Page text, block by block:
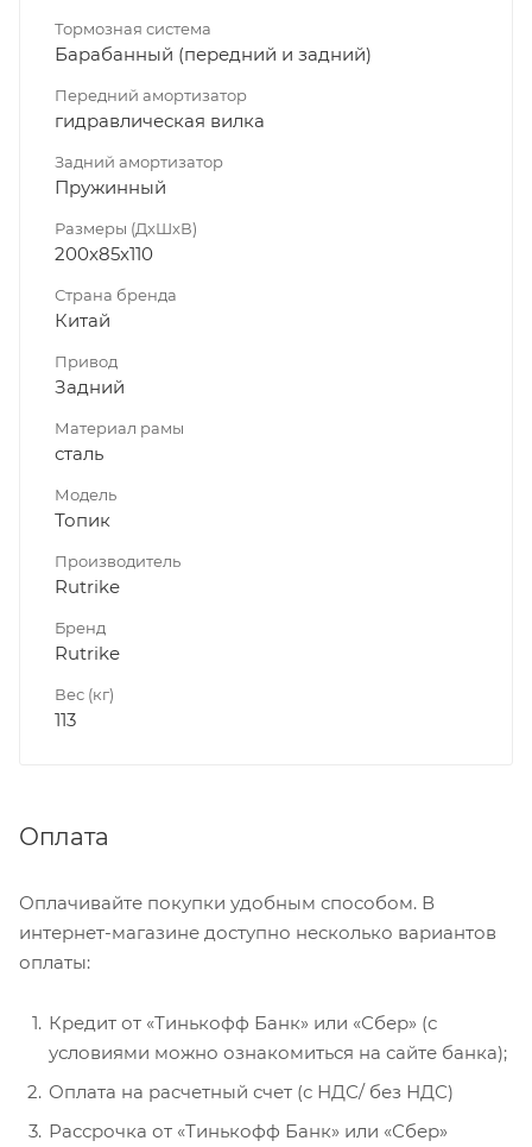
Тормозная система
Барабанный (передний и задний)
Передний амортизатор
гидравлическая вилка
Задний амортизатор
Пружинный
Размеры (ДхШхВ)
200x85x110
Страна бренда
Китай
Привод
Задний
Материал рамы
сталь
Модель
Топик
Производитель
Rutrike
Бренд
Rutrike
Вес (кг)
113
Оплата
Оплачивайте покупки удобным способом. В
интернет-магазине доступно несколько вариантов
оплаты:
Кредит от «Тинькофф Банк» или «Сбер» (с
условиями можно ознакомиться на сайте банка);
Оплата на расчетный счет (с НДС/ без НДС)
Рассрочка от «Тинькофф Банк» или «Сбер»